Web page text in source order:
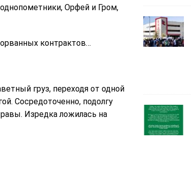
Орфей и Гром,
контрактов…
груз, переходя от одной
Сосредоточенно, подолгу
Изредка ложилась на